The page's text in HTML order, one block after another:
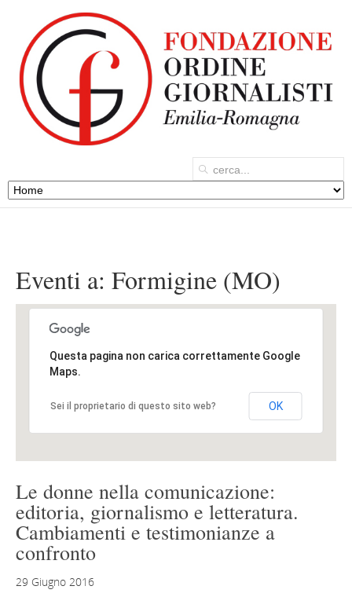
Eventi a: Formigine (MO)
Questa pagina non carica correttamente Google
Maps.
Sei il proprietario di questo sito web? OK
Le donne nella comunicazione:
editoria, giornalismo e letteratura.
Cambiamenti e testimonianze a
confronto
29 Giugno 2016